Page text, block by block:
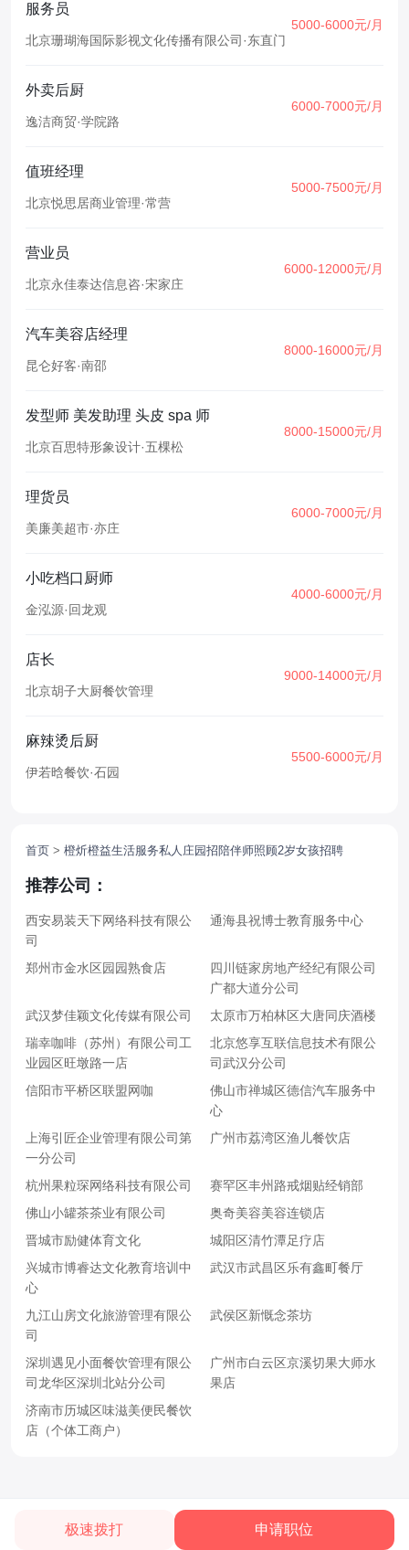
极速拨打 申请职位
服务员
北京珊瑚海国际影视文化传播有限公司 ·东直门
5000-6000元/月
外卖后厨
逸洁商贸·学院路
6000-7000元/月
值班经理
北京悦思居商业管理·常营
5000-7500元/月
营业员
北京永佳泰达信息咨·宋家庄
6000-12000元/月
汽车美容店经理
昆仑好客·南邵
8000-16000元/月
发型师 美发助理 头皮 spa 师
北京百思特形象设计·五棵松
8000-15000元/月
理货员
美廉美超市·亦庄
6000-7000元/月
小吃档口厨师
金泓源· 回龙观
4000-6000元/月
店长
北京胡子大厨餐饮管理
9000-14000元/月
麻辣烫后厨
伊若晗餐饮·石园
5500-6000元/月
首页 > 橙炘橙益生活服务私人庄园招陪伴师照顾2岁女孩招聘
推荐公司：
西安易装天下网络科技有限公
司
通海县祝博士教育服务中心
郑州市金水区园园熟食店
四川链家房地产经纪有限公司
广都大道分公司
武汉梦佳颖文化传媒有限公司
太原市万柏林区大唐同庆酒楼
瑞幸咖啡（苏州）有限公司工
业园区旺墩路一店
北京悠享互联信息技术有限公
司武汉分公司
信阳市平桥区联盟网咖
佛山市禅城区德信汽车服务中
心
上海引匠企业管理有限公司第
一分公司
广州市荔湾区渔儿餐饮店
杭州果粒琛网络科技有限公司
赛罕区丰州路戒烟贴经销部
佛山小罐茶茶业有限公司
奥奇美容美容连锁店
晋城市励健体育文化
城阳区清竹潭足疗店
兴城市博睿达文化教育培训中
心
武汉市武昌区乐有鑫町餐厅
九江山房文化旅游管理有限公
司
武侯区新慨念茶坊
深圳遇见小面餐饮管理有限公
司龙华区深圳北站分公司
广州市白云区京溪切果大师水
果店
济南市历城区味滋美便民餐饮
店（个体工商户）